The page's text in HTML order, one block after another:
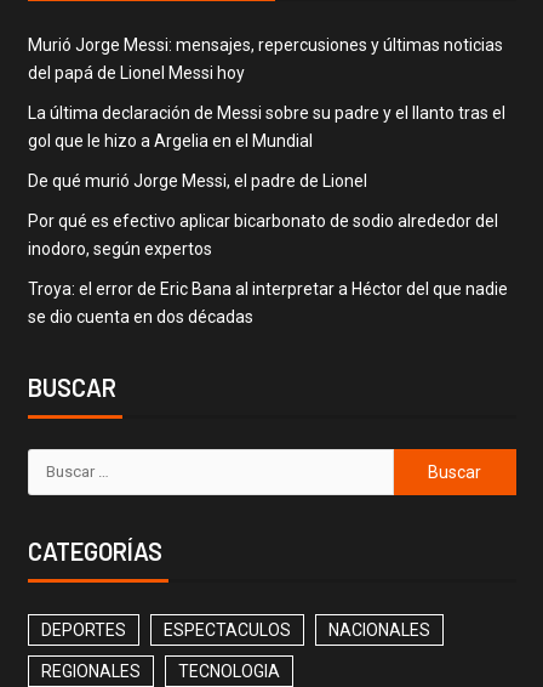
Murió Jorge Messi: mensajes, repercusiones y últimas noticias
del papá de Lionel Messi hoy
La última declaración de Messi sobre su padre y el llanto tras el
gol que le hizo a Argelia en el Mundial
De qué murió Jorge Messi, el padre de Lionel
Por qué es efectivo aplicar bicarbonato de sodio alrededor del
inodoro, según expertos
Troya: el error de Eric Bana al interpretar a Héctor del que nadie
se dio cuenta en dos décadas
BUSCAR
CATEGORÍAS
DEPORTES ESPECTACULOS NACIONALES
REGIONALES TECNOLOGIA